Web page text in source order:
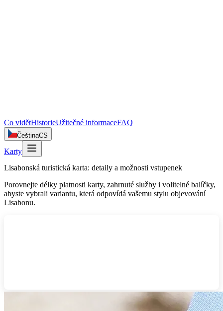
Co vidětHistorieUžitečné informaceFAQ
ČeštinaCS
Karty
Lisabonská turistická karta: detaily a možnosti vstupenek
Porovnejte délky platnosti karty, zahrnuté služby i volitelné balíčky,
abyste vybrali variantu, která odpovídá vašemu stylu objevování
Lisabonu.